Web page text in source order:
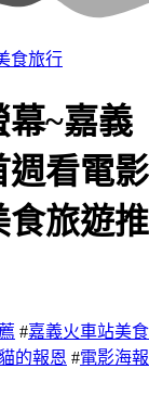
食旅行
幕~嘉義
週看電影
食旅遊推
#嘉義火車站美食
貓的報恩 #電影海報